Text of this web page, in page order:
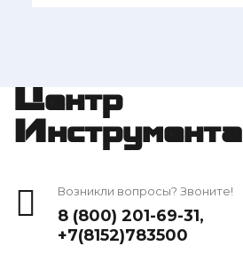
Центр
Инструмента
Возникли вопросы? Звоните!
8 (800) 201-69-31,
+7(8152)783500